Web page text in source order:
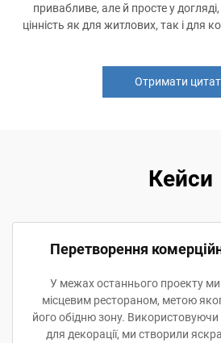
привабливе, але й просте у
цінність як для житлових, так і для
Отримати
Кейси
Перетворення
У межах останнього проекту
місцевим рестораном, метою
його обідню зону.
для декорації, ми створили